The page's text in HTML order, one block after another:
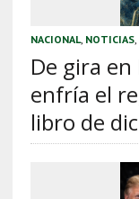
NACIONAL, NOTICIAS,
De gira
enfría el
libro de